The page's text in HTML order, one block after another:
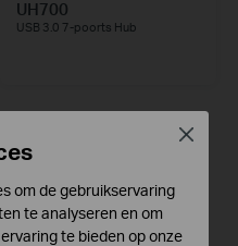
UH700
USB 3.0 7-poorts Hub
om de gebruikservaring
te analyseren en om
te bieden op onze
Close